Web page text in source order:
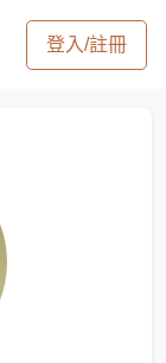
登入/註冊